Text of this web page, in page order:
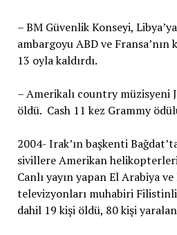
– BM Güvenlik Konseyi,
ambargoyu ABD ve Fransa’nın
13 oyla kaldırdı.
– Amerikalı country müzisyeni
öldü. Cash 11 kez Grammy
2004- Irak’ın başkenti
sivillere Amerikan
Canlı yayın yapan El Arabiya
televizyonları muhabiri
dahil 19 kişi öldü, 80 kişi